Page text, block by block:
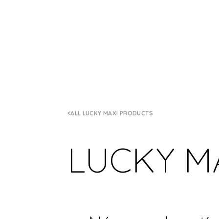
ALL LUCKY MAXI PRODUCTS
LUCKY